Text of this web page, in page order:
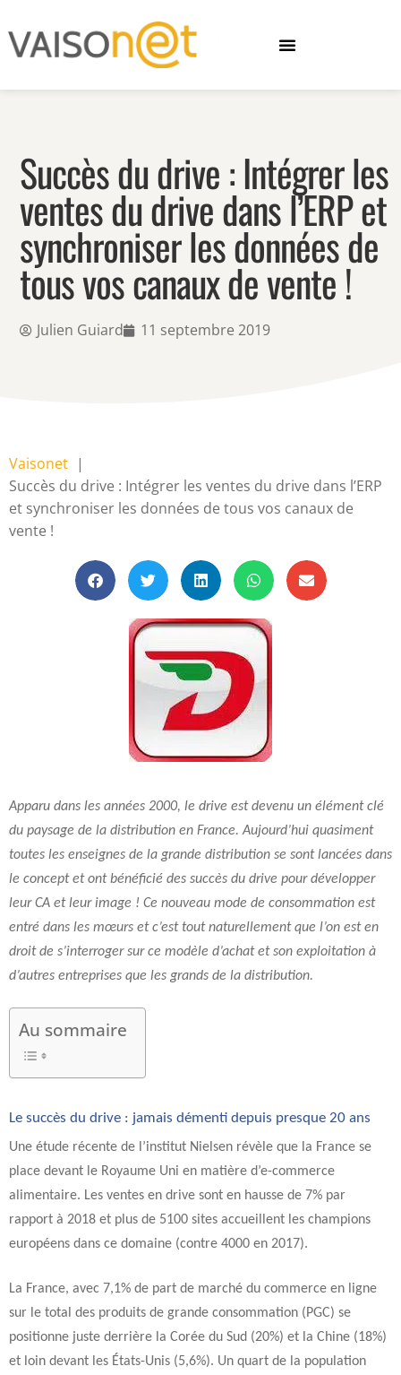
Succès du drive : Intégrer les
ventes du drive dans l’ERP et
synchroniser les données de
tous vos canaux de vente !
Julien Guiard 11 septembre 2019
Vaisonet
Succès du drive : Intégrer les ventes du drive dans l’ERP
et synchroniser les données de tous vos canaux de
vente !
Apparu dans les années 2000, le drive est devenu un élément clé
du paysage de la distribution en France. Aujourd’hui quasiment
toutes les enseignes de la grande distribution se sont lancées dans
le concept et ont bénéficié des succès du drive pour développer
leur CA et leur image ! Ce nouveau mode de consommation est
entré dans les mœurs et c’est tout naturellement que l’on est en
droit de s’interroger sur ce modèle d’achat et son exploitation à
d’autres entreprises que les grands de la distribution.
Au sommaire
Le succès du drive : jamais démenti depuis presque 20 ans
Une étude récente de l’institut Nielsen révèle que la France se
place devant le Royaume Uni en matière d’e-commerce
alimentaire. Les ventes en drive sont en hausse de 7% par
rapport à 2018 et plus de 5100 sites accueillent les champions
européens dans ce domaine (contre 4000 en 2017).
La France, avec 7,1% de part de marché du commerce en ligne
sur le total des produits de grande consommation (PGC) se
positionne juste derrière la Corée du Sud (20%) et la Chine (18%)
et loin devant les États-Unis (5,6%). Un quart de la population